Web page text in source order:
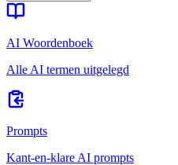
AI Woordenboek
Alle AI termen uitgelegd
Prompts
Kant-en-klare AI prompts